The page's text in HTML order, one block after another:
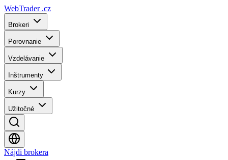
WebTrader .cz
Brokeri
Porovnanie
Vzdelávanie
Inštrumenty
Kurzy
Užitočné
Nájdi brokera